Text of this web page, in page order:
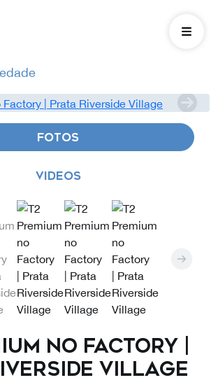
FOTOS
VIDEOS
no Factory |
Village